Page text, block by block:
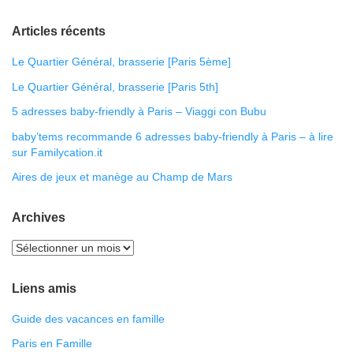
Articles récents
Le Quartier Général, brasserie [Paris 5ème]
Le Quartier Général, brasserie [Paris 5th]
5 adresses baby-friendly à Paris – Viaggi con Bubu
baby’tems recommande 6 adresses baby-friendly à Paris – à lire
sur Familycation.it
Aires de jeux et manège au Champ de Mars
Archives
Liens amis
Guide des vacances en famille
Paris en Famille